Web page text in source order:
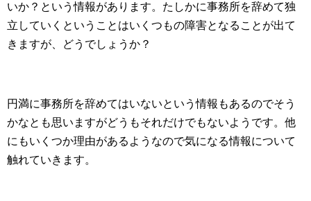
いか？という情報があります。たしかに事務所を辞めて独
立していくということはいくつもの障害となることが出て
きますが、どうでしょうか？
円満に事務所を辞めてはいないという情報もあるのでそう
かなとも思いますがどうもそれだけでもないようです。他
にもいくつか理由があるようなので気になる情報について
触れていきます。